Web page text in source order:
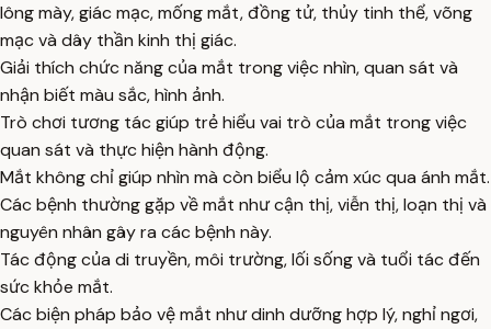
lông mày, giác mạc, mống mắt, đồng tử, thủy tinh thể, võng
mạc và dây thần kinh thị giác.
Giải thích chức năng của mắt trong việc nhìn, quan sát và
nhận biết màu sắc, hình ảnh.
Trò chơi tương tác giúp trẻ hiểu vai trò của mắt trong việc
quan sát và thực hiện hành động.
Mắt không chỉ giúp nhìn mà còn biểu lộ cảm xúc qua ánh mắt.
Các bệnh thường gặp về mắt như cận thị, viễn thị, loạn thị và
nguyên nhân gây ra các bệnh này.
Tác động của di truyền, môi trường, lối sống và tuổi tác đến
sức khỏe mắt.
Các biện pháp bảo vệ mắt như dinh dưỡng hợp lý, nghỉ ngơi,